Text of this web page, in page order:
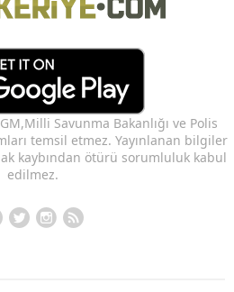
Savunma Bakanlığı ve Polis
temsil etmez. Yayınlanan bilgiler
kaybından ötürü sorumluluk kabul
edilmez.